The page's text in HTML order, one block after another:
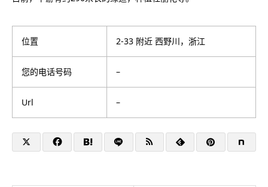
位置 2-33 附近 西野川，浙江
您的电话号码 –
Url –